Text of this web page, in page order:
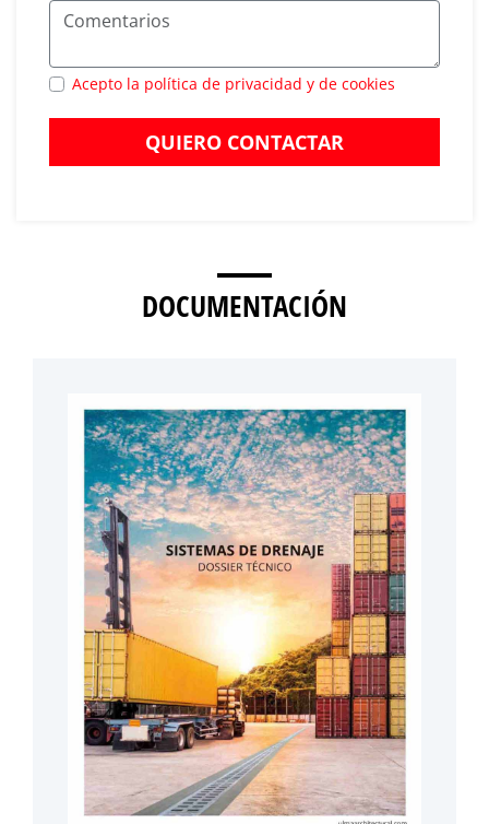
Acepto la política de privacidad y de cookies
QUIERO CONTACTAR
DOCUMENTACIÓN